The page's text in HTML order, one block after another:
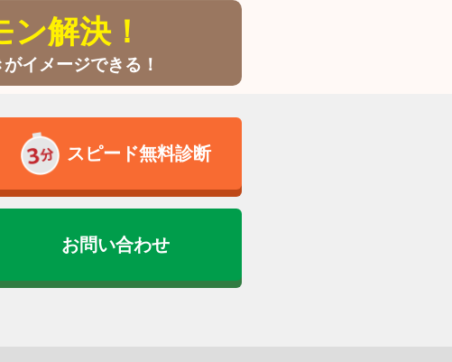
解決！
イメージできる！
スピード無料診断
お問い合わせ